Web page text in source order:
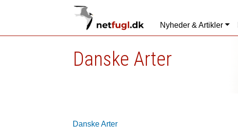
Nyheder & Artikler
Danske Arter
Danske Arter